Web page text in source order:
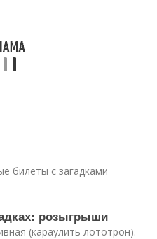
билеты с загадками
розыгрыши
(караулить лототрон).